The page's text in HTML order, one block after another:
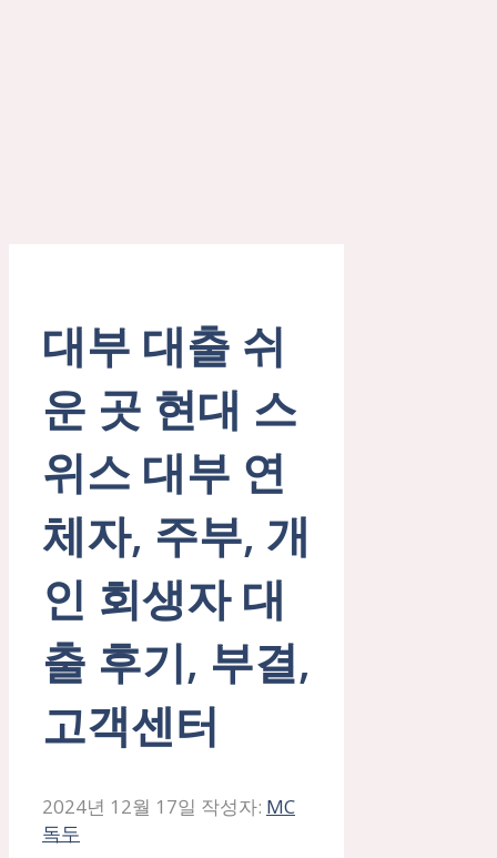
대부 대출 쉬
운 곳 현대 스
위스 대부 연
체자, 주부, 개
인 회생자 대
출 후기, 부결,
고객센터
2024년 12월 17일 작성자: MC
독두